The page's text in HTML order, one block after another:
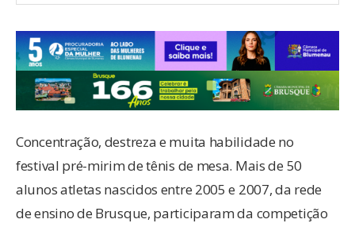
Concentração, destreza e muita habilidade no
festival pré-mirim de tênis de mesa. Mais de 50
alunos atletas nascidos entre 2005 e 2007, da rede
de ensino de Brusque, participaram da competição